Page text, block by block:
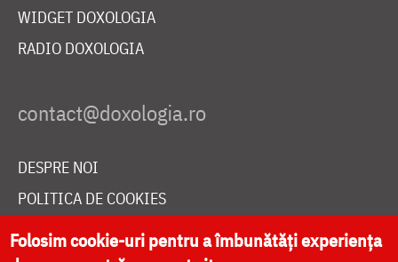
WIDGET DOXOLOGIA
RADIO DOXOLOGIA
DESPRE NOI
POLITICA DE COOKIES
DONEAZĂ ONLINE PENTRU CATEDRALA NAȚIONALĂ
Folosim cookie-uri pentru a îmbunătăți experiența